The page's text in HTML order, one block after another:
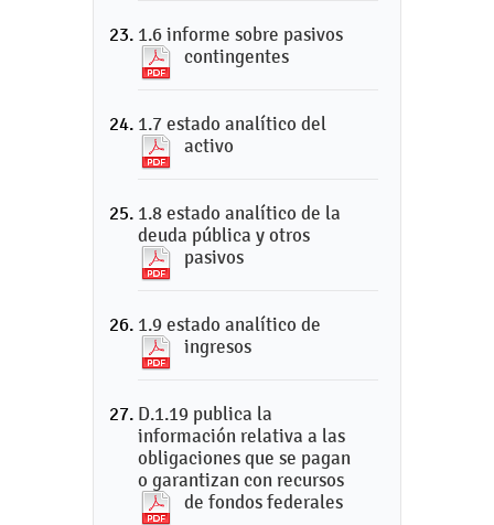
1.6 informe sobre pasivos
contingentes
1.7 estado analítico del
activo
1.8 estado analítico de la
deuda pública y otros
pasivos
1.9 estado analítico de
ingresos
D.1.19 publica la
información relativa a las
obligaciones que se pagan
o garantizan con recursos
de fondos federales